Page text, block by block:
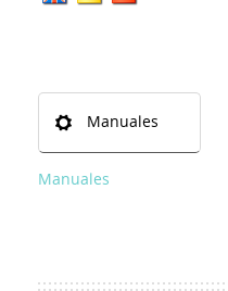
Manuales
Manuales